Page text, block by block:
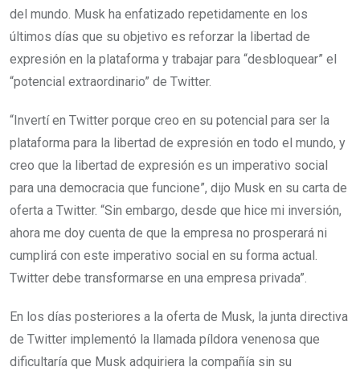
del mundo. Musk ha enfatizado repetidamente en los
últimos días que su objetivo es reforzar la libertad de
expresión en la plataforma y trabajar para “desbloquear” el
“potencial extraordinario” de Twitter.
“Invertí en Twitter porque creo en su potencial para ser la
plataforma para la libertad de expresión en todo el mundo, y
creo que la libertad de expresión es un imperativo social
para una democracia que funcione”, dijo Musk en su carta de
oferta a Twitter. “Sin embargo, desde que hice mi inversión,
ahora me doy cuenta de que la empresa no prosperará ni
cumplirá con este imperativo social en su forma actual.
Twitter debe transformarse en una empresa privada”.
En los días posteriores a la oferta de Musk, la junta directiva
de Twitter implementó la llamada píldora venenosa que
dificultaría que Musk adquiriera la compañía sin su